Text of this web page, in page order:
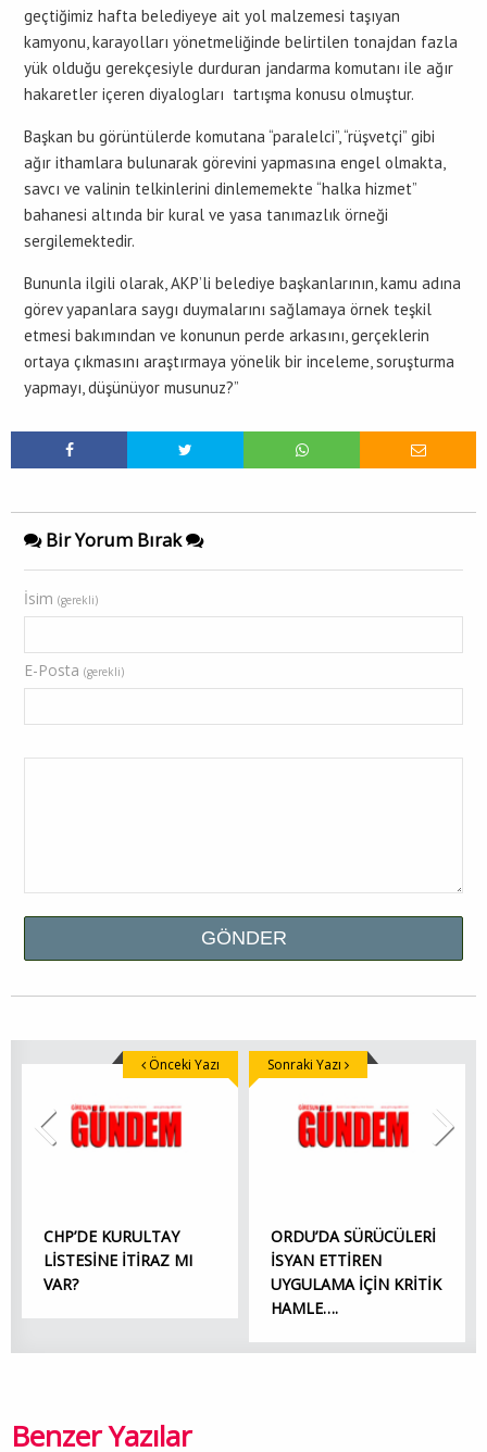
geçtiğimiz hafta belediyeye ait yol malzemesi taşıyan
kamyonu, karayolları yönetmeliğinde belirtilen tonajdan fazla
yük olduğu gerekçesiyle durduran jandarma komutanı ile ağır
hakaretler içeren diyalogları tartışma konusu olmuştur.
Başkan bu görüntülerde komutana “paralelci”, “rüşvetçi” gibi
ağır ithamlara bulunarak görevini yapmasına engel olmakta,
savcı ve valinin telkinlerini dinlememekte “halka hizmet”
bahanesi altında bir kural ve yasa tanımazlık örneği
sergilemektedir.
Bununla ilgili olarak, AKP’li belediye başkanlarının, kamu adına
görev yapanlara saygı duymalarını sağlamaya örnek teşkil
etmesi bakımından ve konunun perde arkasını, gerçeklerin
ortaya çıkmasını araştırmaya yönelik bir inceleme, soruşturma
yapmayı, düşünüyor musunuz?”
Bir Yorum Bırak
İsim (gerekli)
E-Posta (gerekli)
CHP’DE KURULTAY
LİSTESİNE İTİRAZ MI
VAR?
Önceki Yazı
ORDU’DA SÜRÜCÜLERİ
İSYAN ETTİREN
UYGULAMA İÇİN KRİTİK
HAMLE….
Sonraki Yazı
Benzer Yazılar